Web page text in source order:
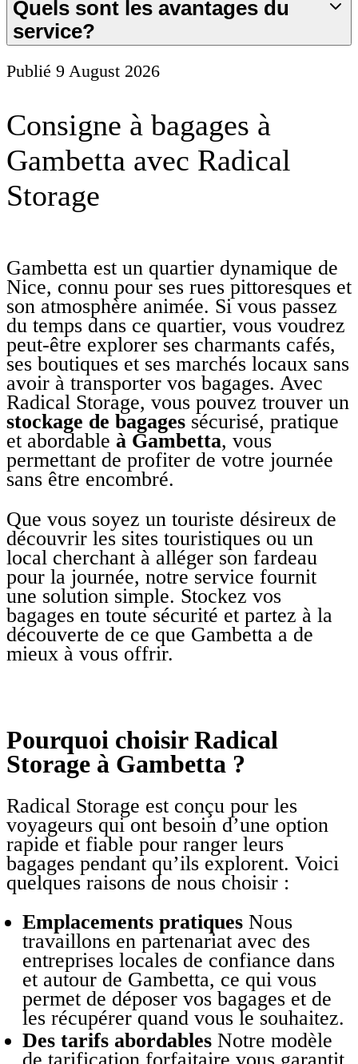
Quels sont les avantages du
service?
Publié 9 August 2026
Consigne à bagages à
Gambetta avec Radical
Storage
Gambetta est un quartier dynamique de
Nice, connu pour ses rues pittoresques et
son atmosphère animée. Si vous passez
du temps dans ce quartier, vous voudrez
peut-être explorer ses charmants cafés,
ses boutiques et ses marchés locaux sans
avoir à transporter vos bagages. Avec
Radical Storage, vous pouvez trouver un
stockage de bagages sécurisé, pratique
et abordable à Gambetta, vous
permettant de profiter de votre journée
sans être encombré.
Que vous soyez un touriste désireux de
découvrir les sites touristiques ou un
local cherchant à alléger son fardeau
pour la journée, notre service fournit
une solution simple. Stockez vos
bagages en toute sécurité et partez à la
découverte de ce que Gambetta a de
mieux à vous offrir.
Pourquoi choisir Radical
Storage à Gambetta ?
Radical Storage est conçu pour les
voyageurs qui ont besoin d’une option
rapide et fiable pour ranger leurs
bagages pendant qu’ils explorent. Voici
quelques raisons de nous choisir :
Emplacements pratiques Nous
travaillons en partenariat avec des
entreprises locales de confiance dans
et autour de Gambetta, ce qui vous
permet de déposer vos bagages et de
les récupérer quand vous le souhaitez.
Des tarifs abordables Notre modèle